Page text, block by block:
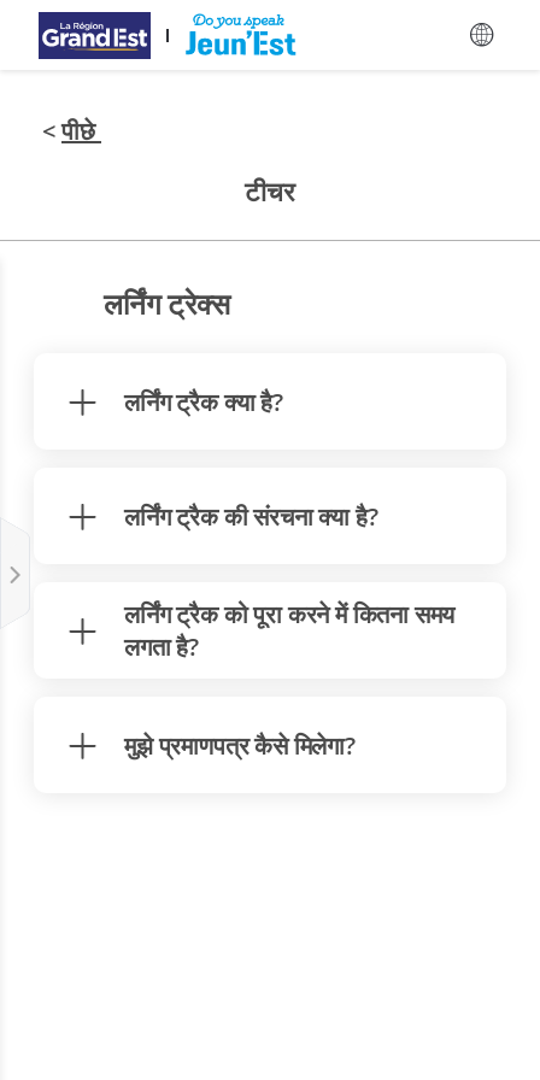
मुख्य विषय-वस्तु पर जाएँ
<पीछे
टीचर
लर्निंग ट्रेक्स
लर्निंग ट्रैक क्या है?
लर्निंग ट्रैक की संरचना क्या है?
लर्निंग ट्रैक को पूरा करने में कितना समय
लगता है?
मुझे प्रमाणपत्र कैसे मिलेगा?